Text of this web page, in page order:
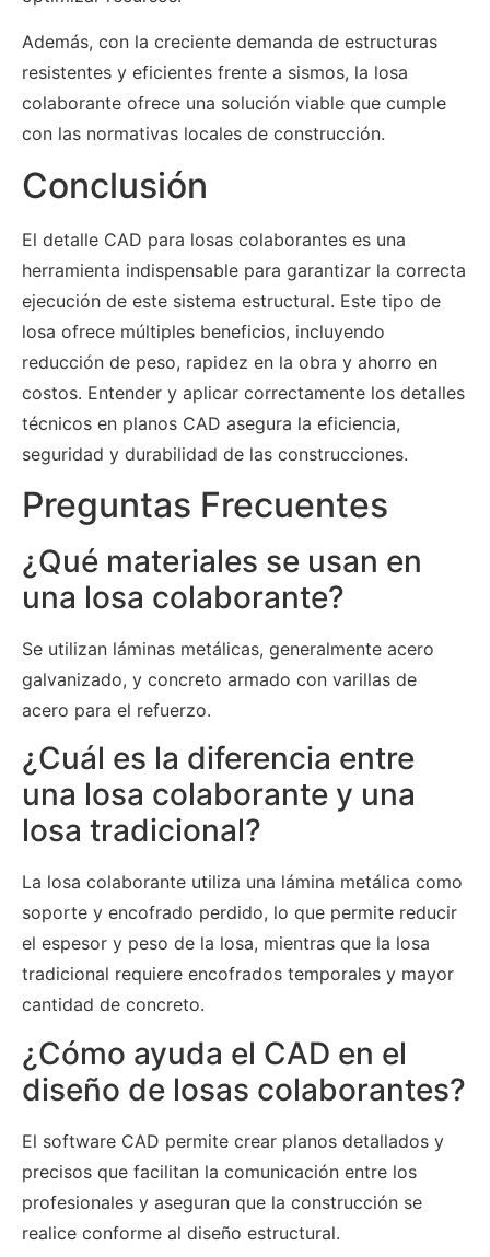
Además, con la creciente demanda de estructuras
resistentes y eficientes frente a sismos, la losa
colaborante ofrece una solución viable que cumple
con las normativas locales de construcción.
Conclusión
El detalle CAD para losas colaborantes es una
herramienta indispensable para garantizar la correcta
ejecución de este sistema estructural. Este tipo de
losa ofrece múltiples beneficios, incluyendo
reducción de peso, rapidez en la obra y ahorro en
costos. Entender y aplicar correctamente los detalles
técnicos en planos CAD asegura la eficiencia,
seguridad y durabilidad de las construcciones.
Preguntas Frecuentes
¿Qué materiales se usan en
una losa colaborante?
Se utilizan láminas metálicas, generalmente acero
galvanizado, y concreto armado con varillas de
acero para el refuerzo.
¿Cuál es la diferencia entre
una losa colaborante y una
losa tradicional?
La losa colaborante utiliza una lámina metálica como
soporte y encofrado perdido, lo que permite reducir
el espesor y peso de la losa, mientras que la losa
tradicional requiere encofrados temporales y mayor
cantidad de concreto.
¿Cómo ayuda el CAD en el
diseño de losas colaborantes?
El software CAD permite crear planos detallados y
precisos que facilitan la comunicación entre los
profesionales y aseguran que la construcción se
realice conforme al diseño estructural.